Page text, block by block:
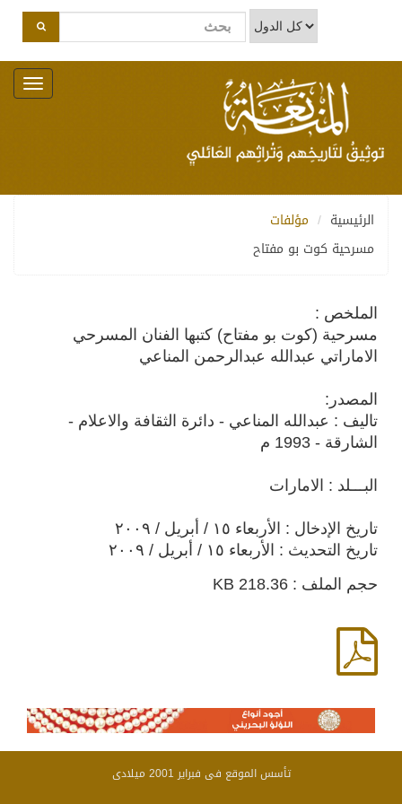
Toggle
navigation
الرئيسية
مؤلفات
مسرحية كوت بو مفتاح
الملخص :
مسرحية (كوت بو مفتاح) كتبها الفنان المسرحي
الاماراتي عبدالله عبدالرحمن المناعي
المصدر:
تاليف : عبدالله المناعي - دائرة الثقافة والاعلام -
الشارقة - 1993 م
البـــلد : الامارات
تاريخ الإدخال : الأربعاء ١٥ / أبريل / ٢٠٠٩
تاريخ التحديث : الأربعاء ١٥ / أبريل / ٢٠٠٩
حجم الملف : 218.36 KB
تأسس الموقع فى فبراير 2001 ميلادى